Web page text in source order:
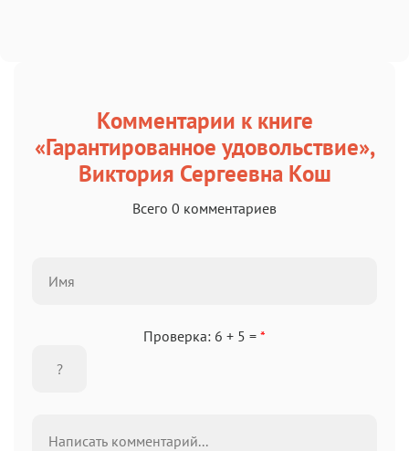
Комментарии к книге
«Гарантированное удовольствие»,
Виктория Сергеевна Кош
Всего 0 комментариев
Проверка: 6 + 5 = *